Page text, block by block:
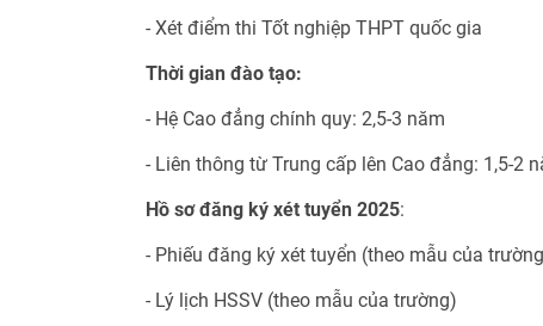
- Xét điểm thi Tốt nghiệp THPT quốc gia
Thời gian đào tạo:
- Hệ Cao đẳng chính quy: 2,5-3 năm
- Liên thông từ Trung cấp lên Cao đẳng: 1,5-2
Hồ sơ đăng ký xét tuyển 2025:
- Phiếu đăng ký xét tuyển (theo mẫu của
- Lý lịch HSSV (theo mẫu của trường)